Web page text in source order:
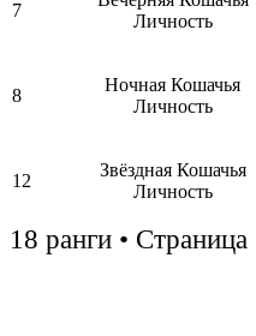
7
Личность
8
Ночная Кошачья
Личность
12
Звёздная Кошачья
Личность
18 ранги • Страница